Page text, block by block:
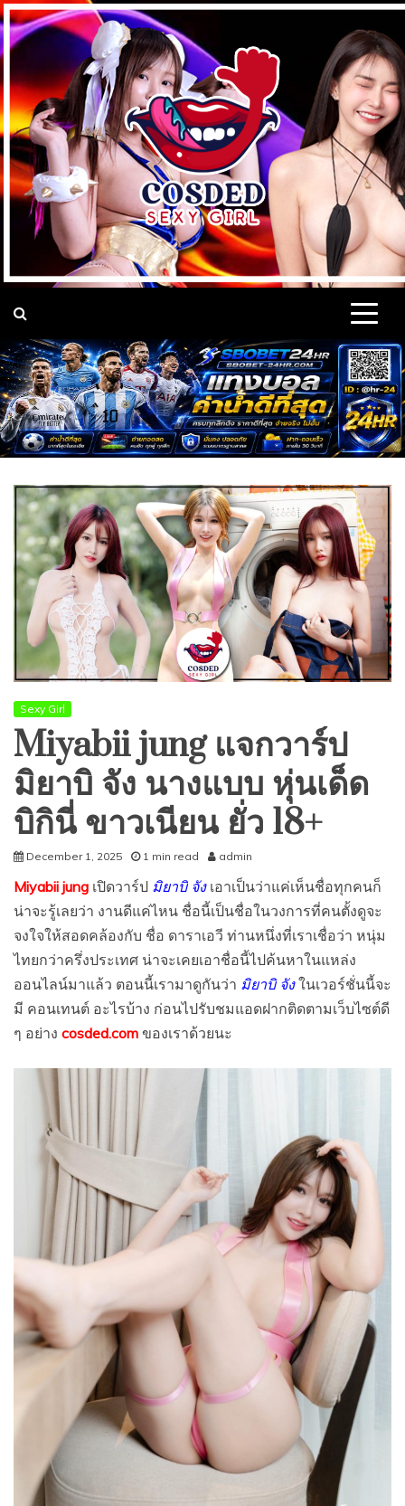
Skip
to
content
แจกวาร์ป เน็ตไอดอล ดาว
ทวิต Onlyfans หุ่นเอ็กซ์
VK นางแบบ ชื่อดัง มาแรง
18+
แจกวาร์ป เปิดวาร์ป เน็ตไอดอล นางแบบ Cup e คอสเพลย์ เซ็กซี่
ดาวทวิต Onlyfans VK หุ่นแซ่บ ติ๊กต็อค เต้นยั่ว มาแรง ติดกระแส
Sexy Girl
Miyabii jung แจกวาร์ป
มิยาบิ จัง นางแบบ หุ่นเด็ด
บิกินี่ ขาวเนียน ยั่ว 18+
December 1, 2025 1 min read admin
Miyabii jung เปิดวาร์ป มิยาบิ จังเอาเป็นว่าแค่เห็นชื่อทุกคนก็
น่าจะรู้เลยว่า งานดีแค่ไหน ชื่อนี้เป็นชื่อในวงการที่คนตั้งดูจะ
จงใจให้สอดคล้องกับ ชื่อ ดาราเอวี ท่านหนึ่งที่เราเชื่อว่า หนุ่ม
ไทยกว่าครึ่งประเทศ น่าจะเคยเอาชื่อนี้ไปค้นหาในแหล่ง
ออนไลน์มาแล้ว ตอนนี้เรามาดูกันว่า มิยาบิ จัง ในเวอร์ชั่นนี้จะ
มี คอนเทนต์ อะไรบ้าง ก่อนไปรับชมแอดฝากติดตามเว็บไซต์ดี
ๆ อย่าง cosded.com ของเราด้วยนะ